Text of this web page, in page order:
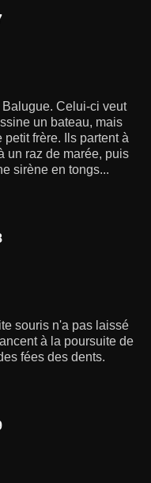
Celui-ci veut
un bateau, mais
frère. Ils partent à
un raz de marée, puis
sirène en tongs...
souris n'a pas laissé
à la poursuite de
fées des dents.